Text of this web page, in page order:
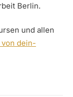
Berlin.
und allen
dein-